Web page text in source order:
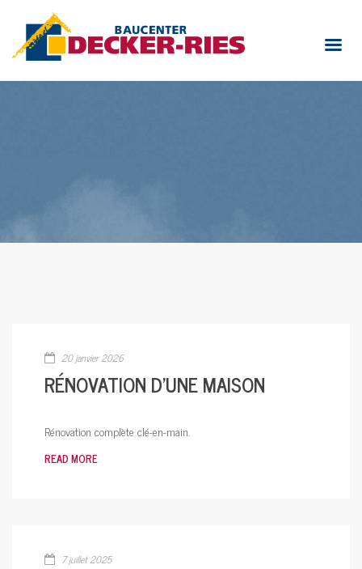
20 janvier 2026
RÉNOVATION D’UNE MAISON
Rénovation complète clé-en-main.
READ MORE
7 juillet 2025